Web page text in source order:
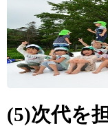
(5)次代を